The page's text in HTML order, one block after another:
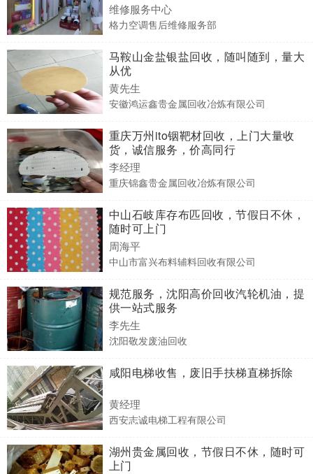
维修服务中心
格力空调售后维修服务部
马鞍山金盐银盐回收，随叫随到，量大
从优
黄先生
安徽鸿运鑫贵金属回收冶炼有限公司
重庆万州ito铟靶材回收，上门大量收
货，诚信服务，价高同行
李经理
重庆锦鑫贵金属回收冶炼有限公司
中山石岐库存布匹回收，节假日不休，
随时可上门
周海平
中山市富兴布料辅料回收有限公司
规范服务，沈阳高价回收汽轮机油，提
供一站式服务
李先生
沈阳敬发废油回收
咸阳电梯收售，废旧手扶梯直梯拆除
黄经理
西安志诚电梯工程有限公司
湖州贵金属回收，节假日不休，随时可
上门